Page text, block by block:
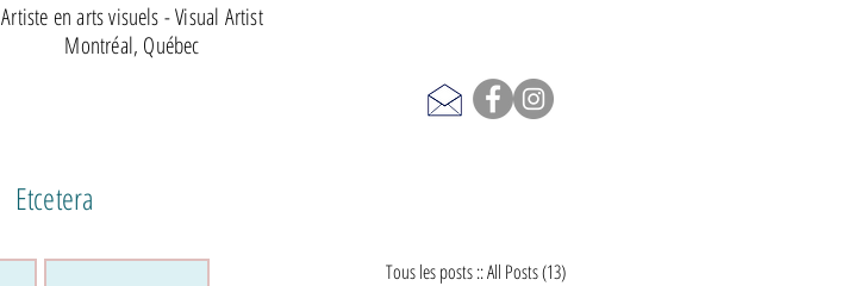
Artiste en arts visuels - Visual Artist
Montréal, Québec
Etcetera
Tous les posts :: All Posts(13)